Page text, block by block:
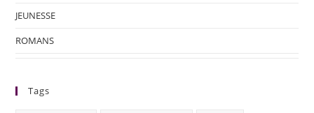
JEUNESSE
ROMANS
Tags